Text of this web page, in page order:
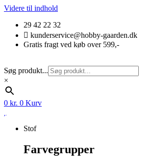
Videre til indhold
29 42 22 32
kunderservice@hobby-gaarden.dk
Gratis fragt ved køb over 599,-
Søg produkt...
×
0 kr. 0 Kurv
Stof
Farvegrupper